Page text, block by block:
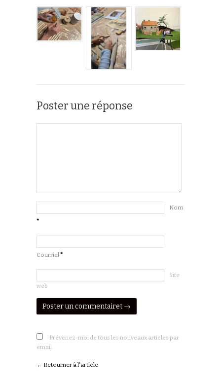
Poster une réponse
Nom
*
Courriel *
Site
web
Prévenez-moi de tous les nouveaux articles par
email.
← Retourner à l'article